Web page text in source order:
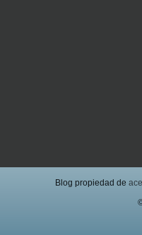
Blog propiedad de